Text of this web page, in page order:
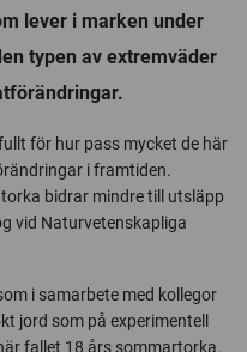
lever i marken under
typen av extremväder
för hur pass mycket de här
i framtiden.
bidrar mindre till utsläpp
vid Naturvetenskapliga
i samarbete med kollegor
jord som på experimentell
fallet 18 års sommartorka.